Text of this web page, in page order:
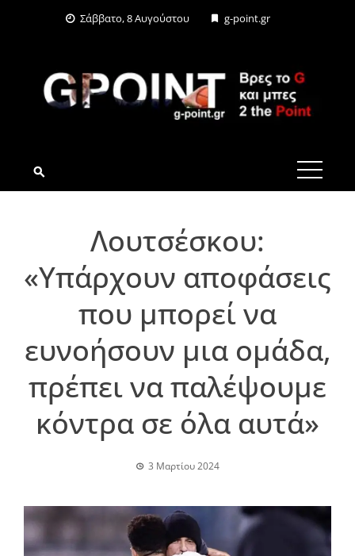
Σάββατο, 8 Αυγούστου g-point.gr
G-POINT.GR
Λουτσέσκου:
«Υπάρχουν αποφάσεις
που μπορεί να
ευνοήσουν μια ομάδα,
πρέπει να παλέψουμε
κόντρα σε όλα αυτά»
3 Μαρτίου 2024